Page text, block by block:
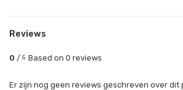
Reviews
0 / 5 Based on 0 reviews
Er zijn nog geen reviews geschreven over dit